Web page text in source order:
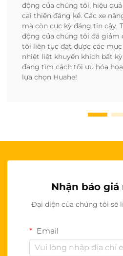
động của chúng tôi, hiệu
cải thiện đáng kể. Các xe
mà còn cực kỳ đáng tin cậy.
động của chúng tôi đã giảm
tôi liên tục đạt được các mục
nhiệt liệt khuyến khích bất
đang tìm cách tối ưu hóa
lựa chọn Huahe!
Nhận báo
Đại diện của chúng tôi sẽ
Email